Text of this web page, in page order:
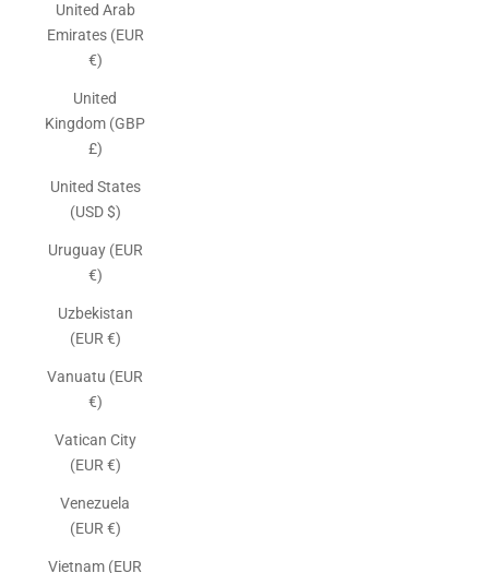
United Arab
Emirates (EUR
€)
United
Kingdom (GBP
£)
United States
(USD $)
Uruguay (EUR
€)
Uzbekistan
(EUR €)
Vanuatu (EUR
€)
Vatican City
(EUR €)
Venezuela
(EUR €)
Vietnam (EUR